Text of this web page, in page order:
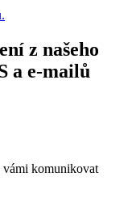
z našeho
a e-mailů
vámi komunikovat